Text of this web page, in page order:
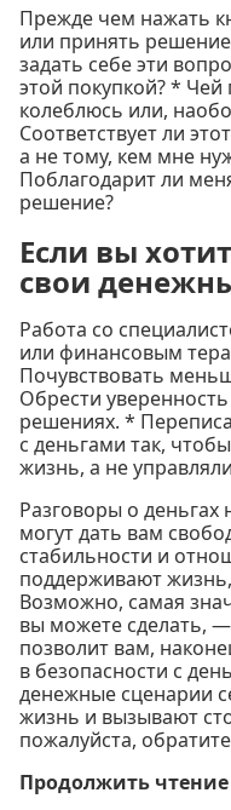
Прежде чем нажать
или принять
задать себе эти
этой покупкой? * Чей
колеблюсь или,
Соответствует ли
а не тому, кем мне
Поблагодарит ли
решение?
Если вы
свои
Работа со
или финансовым
Почувствовать
Обрести
решениях. *
с деньгами так,
жизнь, а не
Разговоры о
могут дать вам
стабильности и
поддерживают
Возможно, самая
вы можете сделать,
позволит вам,
в безопасности с
денежные сценарии
жизнь и вызывают
пожалуйста,
Продолжить чтение